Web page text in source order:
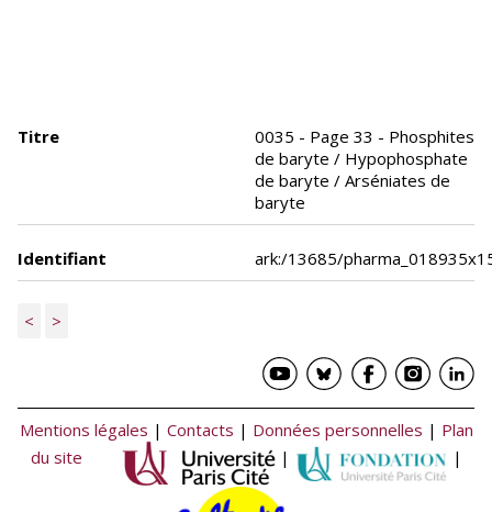
Titre
0035 - Page 33 - Phosphites
de baryte / Hypophosphate
de baryte / Arséniates de
baryte
Identifiant ark:/13685/
< >
Mentions légales | Contacts | Données personnelles | Plan
du site
| |